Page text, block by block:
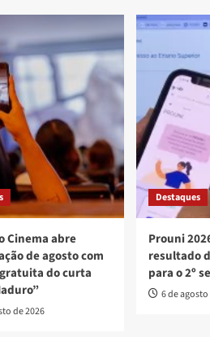
Cinema abre
de agosto com
do curta
de 2026
Destaques
Prouni
resultado
para o 2º
6 de